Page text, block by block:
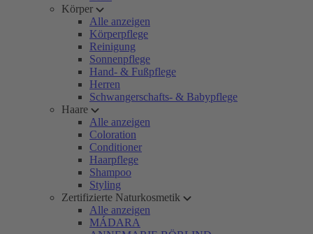
Körper
Alle anzeigen
Körperpflege
Reinigung
Sonnenpflege
Hand- & Fußpflege
Herren
Schwangerschafts- & Babypflege
Haare
Alle anzeigen
Coloration
Conditioner
Haarpflege
Shampoo
Styling
Zertifizierte Naturkosmetik
Alle anzeigen
MÁDARA